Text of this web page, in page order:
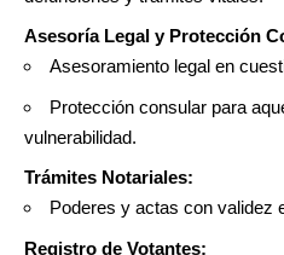
Asesoría Legal y Protección
Asesoramiento legal en
Protección consular para
vulnerabilidad.
Trámites Notariales:
Poderes y actas con validez
Registro de Votantes: